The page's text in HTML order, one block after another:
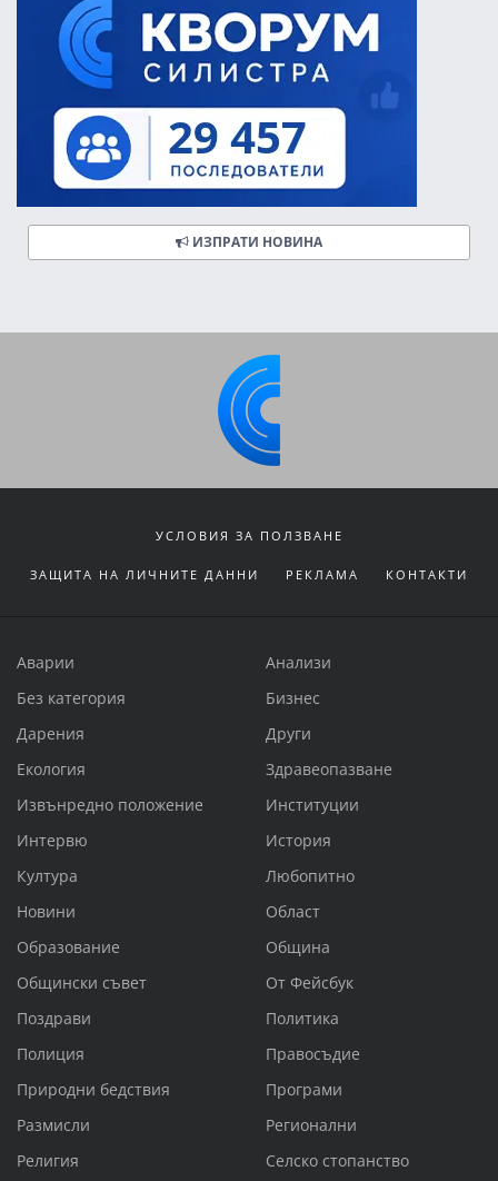
ИЗПРАТИ НОВИНА
УСЛОВИЯ ЗА ПОЛЗВАНЕ
ЗАЩИТА НА ЛИЧНИТЕ ДАННИ РЕКЛАМА КОНТАКТИ
Аварии
Анализи
Без категория
Бизнес
Дарения
Други
Екология
Здравеопазване
Извънредно положение
Институции
Интервю
История
Култура
Любопитно
Новини
Област
Образование
Община
Общински съвет
От Фейсбук
Поздрави
Политика
Полиция
Правосъдие
Природни бедствия
Програми
Размисли
Регионални
Религия
Селско стопанство